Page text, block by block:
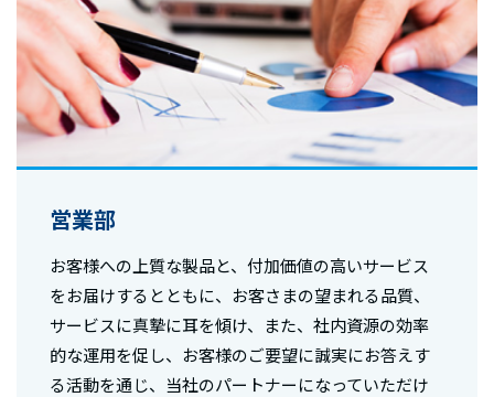
営業部
お客様への上質な製品と、付加価値の高いサービス
をお届けするとともに、お客さまの望まれる品質、
サービスに真摯に耳を傾け、また、社内資源の効率
的な運用を促し、お客様のご要望に誠実にお答えす
る活動を通じ、当社のパートナーになっていただけ